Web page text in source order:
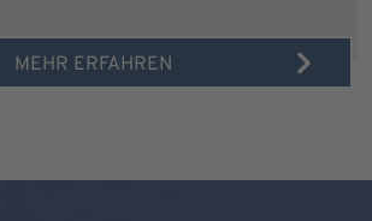
MEHR ERFAHREN